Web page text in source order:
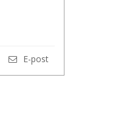
E-post